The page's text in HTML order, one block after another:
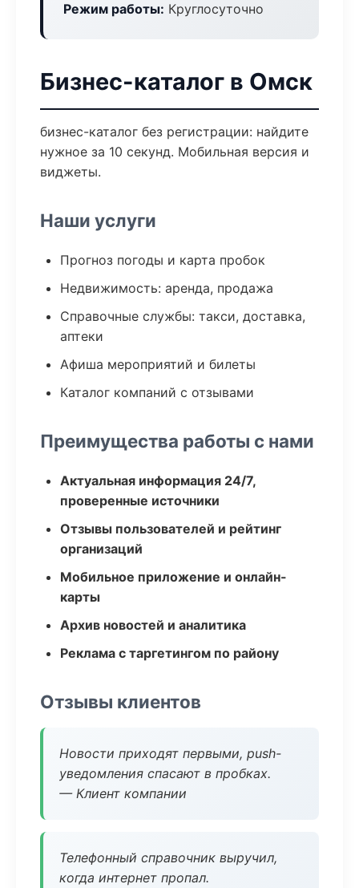
Режим работы: Круглосуточно
Бизнес-каталог в Омск
бизнес-каталог без регистрации: найдите
нужное за 10 секунд. Мобильная версия и
виджеты.
Наши услуги
Прогноз погоды и карта пробок
Недвижимость: аренда, продажа
Справочные службы: такси, доставка,
аптеки
Афиша мероприятий и билеты
Каталог компаний с отзывами
Преимущества работы с нами
Актуальная информация 24/7,
проверенные источники
Отзывы пользователей и рейтинг
организаций
Мобильное приложение и онлайн-
карты
Архив новостей и аналитика
Реклама с таргетингом по району
Отзывы клиентов
Новости приходят первыми, push-
уведомления спасают в пробках.
— Клиент компании
Телефонный справочник выручил,
когда интернет пропал.